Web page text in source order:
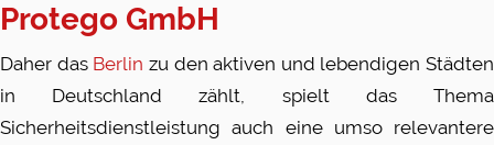
Protego GmbH
Daher das Berlin zu den aktiven und lebendigen Städten
in Deutschland zählt, spielt das Thema
Sicherheitsdienstleistung auch eine umso relevantere